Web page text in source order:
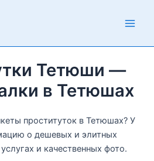
Тетюши —
в Тетюшах
проституток в Тетюшах? У
о дешевых и элитных
и качественных фото.